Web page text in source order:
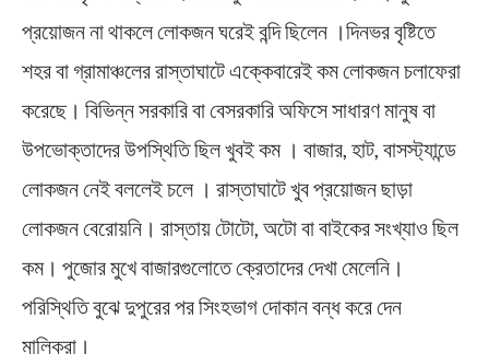
প্রয়োজন না থাকলে লোকজন ঘরেই বন্দি ছিলেন ।দিনভর বৃষ্টিতে
শহর বা গ্রামাঞ্চলের রাস্তাঘাটে এক্কেবারেই কম লোকজন চলাফেরা
করেছে। বিভিন্ন সরকারি বা বেসরকারি অফিসে সাধারণ মানুষ বা
উপভোক্তাদের উপস্থিতি ছিল খুবই কম । বাজার, হাট, বাসস্ট্যান্ডে
লোকজন নেই বললেই চলে । রাস্তাঘাটে খুব প্রয়োজন ছাড়া
লোকজন বেরোয়নি। রাস্তায় টোটো, অটো বা বাইকের সংখ্যাও ছিল
কম। পুজোর মুখে বাজারগুলোতে ক্রেতাদের দেখা মেলেনি।
পরিস্থিতি বুঝে দুপুরের পর সিংহভাগ দোকান বন্ধ করে দেন
মালিকরা।